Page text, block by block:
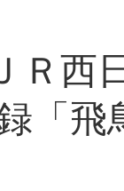
Ｒ西
「